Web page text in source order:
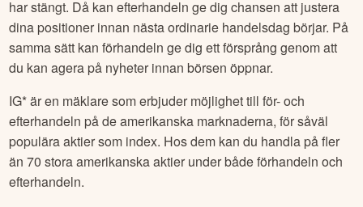
I kursgrafen från TradingView ovan kan du se priset för- och
efterhandel direkt i grafen, som en skuggad grå linje, vilket
ger dig en uppfattning om priset inför ordinarie börsöppning.
En av de största fördelarna med att handla i för- och
efterhandeln är att du kan agera snabbt på ny information.
Till exempel släpper den absoluta majoriteten av
börsnoterade bolag sina kvartalsrapporter när marknaden
har stängt. Då kan efterhandeln ge dig chansen att justera